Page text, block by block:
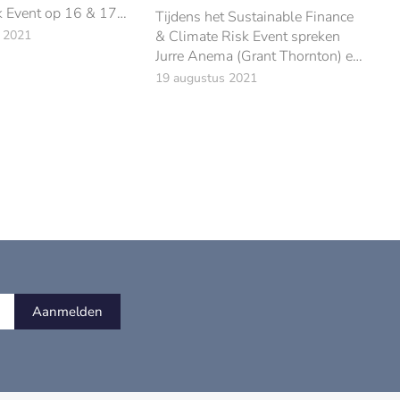
Event op 16 & 17
gaan drie
Tijdens het Sustainable Finance
& Climate Risk Event spreken
Jurre Anema (Grant Thornton) en
Daan van Kassel (Polestar
19 augustus 2021
Aanmelden